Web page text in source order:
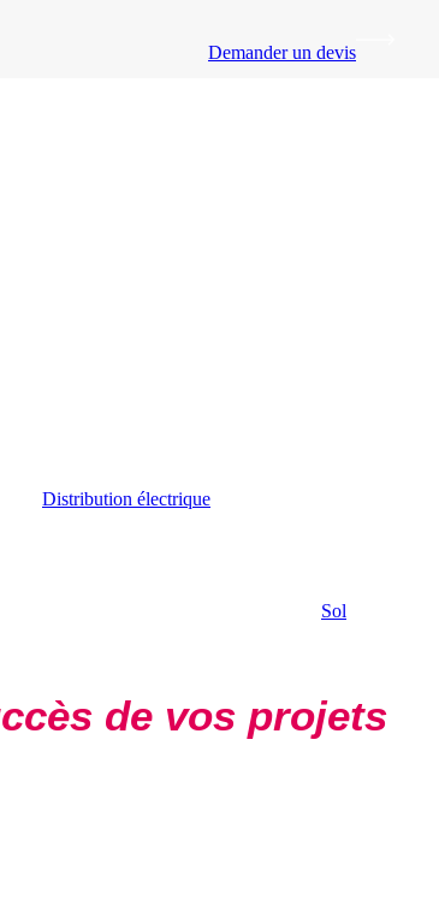
Demander un devis
Distribution électrique
Sol
de vos projets